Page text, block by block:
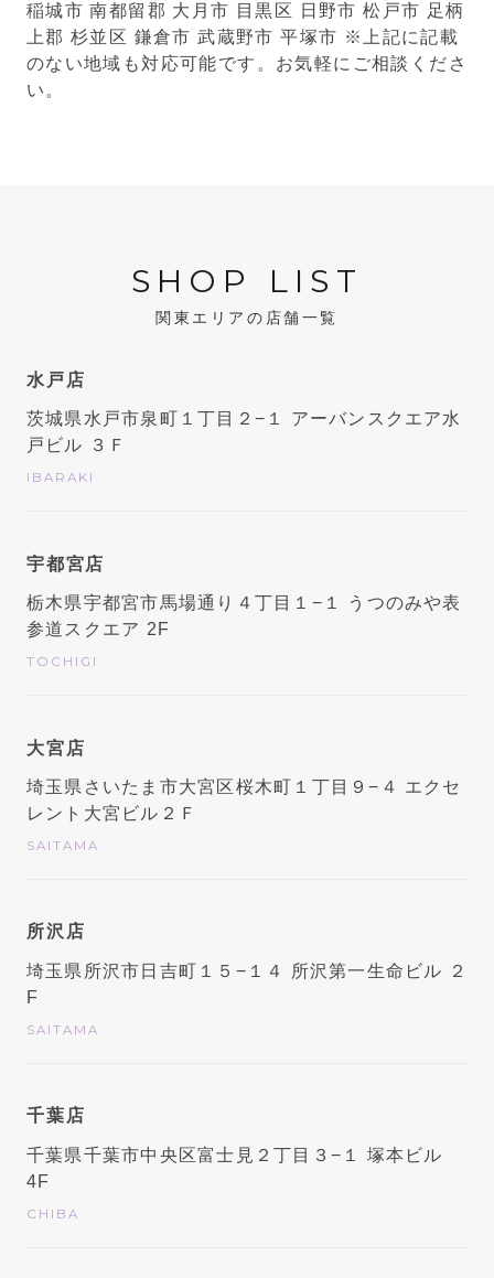
稲城市 南都留郡 大月市 目黒区 日野市 松戸市 足柄
上郡 杉並区 鎌倉市 武蔵野市 平塚市 ※上記に記載
のない地域も対応可能です。お気軽にご相談くださ
い。
SHOP LIST
関東エリアの店舗一覧
水戸店
茨城県水戸市泉町１丁目２−１ アーバンスクエア水
戸ビル ３Ｆ
IBARAKI
宇都宮店
栃木県宇都宮市馬場通り４丁目１−１ うつのみや表
参道スクエア 2F
TOCHIGI
大宮店
埼玉県さいたま市大宮区桜木町１丁目９−４ エクセ
レント大宮ビル２Ｆ
SAITAMA
所沢店
埼玉県所沢市日吉町１５−１４ 所沢第一生命ビル ２
F
SAITAMA
千葉店
千葉県千葉市中央区富士見２丁目３−１ 塚本ビル
4F
CHIBA